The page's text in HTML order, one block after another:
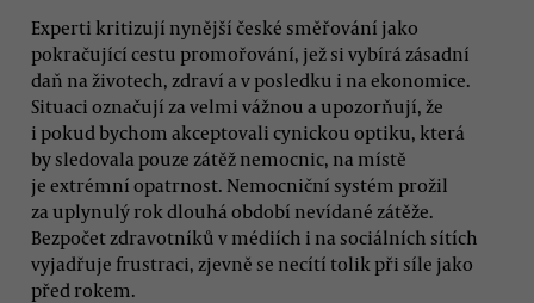
Experti kritizují nynější české směřování jako
pokračující cestu promořování, jež si vybírá zásadní
daň na životech, zdraví a v posledku i na ekonomice.
Situaci označují za velmi vážnou a upozorňují, že
i pokud bychom akceptovali cynickou optiku, která
by sledovala pouze zátěž nemocnic, na místě
je extrémní opatrnost. Nemocniční systém prožil
za uplynulý rok dlouhá období nevídané zátěže.
Bezpočet zdravotníků v médiích i na sociálních sítích
vyjadřuje frustraci, zjevně se necítí tolik při síle jako
před rokem.